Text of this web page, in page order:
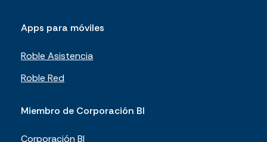
Apps para móviles
Roble Asistencia
Roble Red
Miembro de Corporación BI
Corporación BI